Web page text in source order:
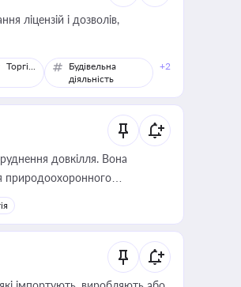
ліцензій і дозволів,
Торгівля
Будівельна
діяльність
+2
довкілля. Вона
природоохоронного